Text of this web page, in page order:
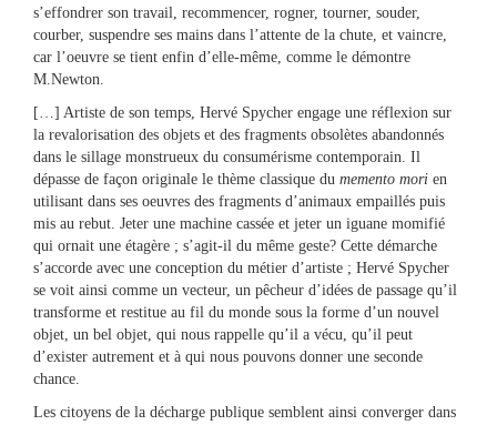
s’effondrer son travail, recommencer, rogner, tourner, souder,
courber, suspendre ses mains dans l’attente de la chute, et vaincre,
car l’oeuvre se tient enfin d’elle-même, comme le démontre
M.Newton.
[…] Artiste de son temps, Hervé Spycher engage une réflexion sur
la revalorisation des objets et des fragments obsolètes abandonnés
dans le sillage monstrueux du consumérisme contemporain. Il
dépasse de façon originale le thème classique du ​ memento mori en
utilisant dans ses oeuvres des fragments d’animaux empaillés puis
mis au rebut. Jeter une machine cassée et jeter un iguane momifié
qui ornait une étagère ; s’agit-il du même geste? Cette démarche
s’accorde avec une conception du métier d’artiste ; Hervé Spycher
se voit ainsi comme un vecteur, un pêcheur d’idées de passage qu’il
transforme et restitue au fil du monde sous la forme d’un nouvel
objet, un bel objet, qui nous rappelle qu’il a vécu, qu’il peut
d’exister autrement et à qui nous pouvons donner une seconde
chance.
Les citoyens de la décharge publique semblent ainsi converger dans